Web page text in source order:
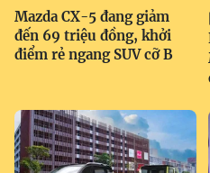
Mazda CX-5 đang giảm
đến 69 triệu đồng, khởi
điểm rẻ ngang SUV cỡ B